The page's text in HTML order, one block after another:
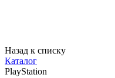
Назад к списку
Каталог
PlayStation